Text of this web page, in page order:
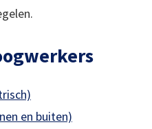
en buiten)